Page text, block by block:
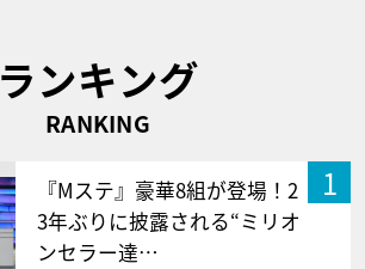
ランキング
RANKING
1
『Mステ』豪華8組が登場！2
3年ぶりに披露される“ミリオ
ンセラー達…